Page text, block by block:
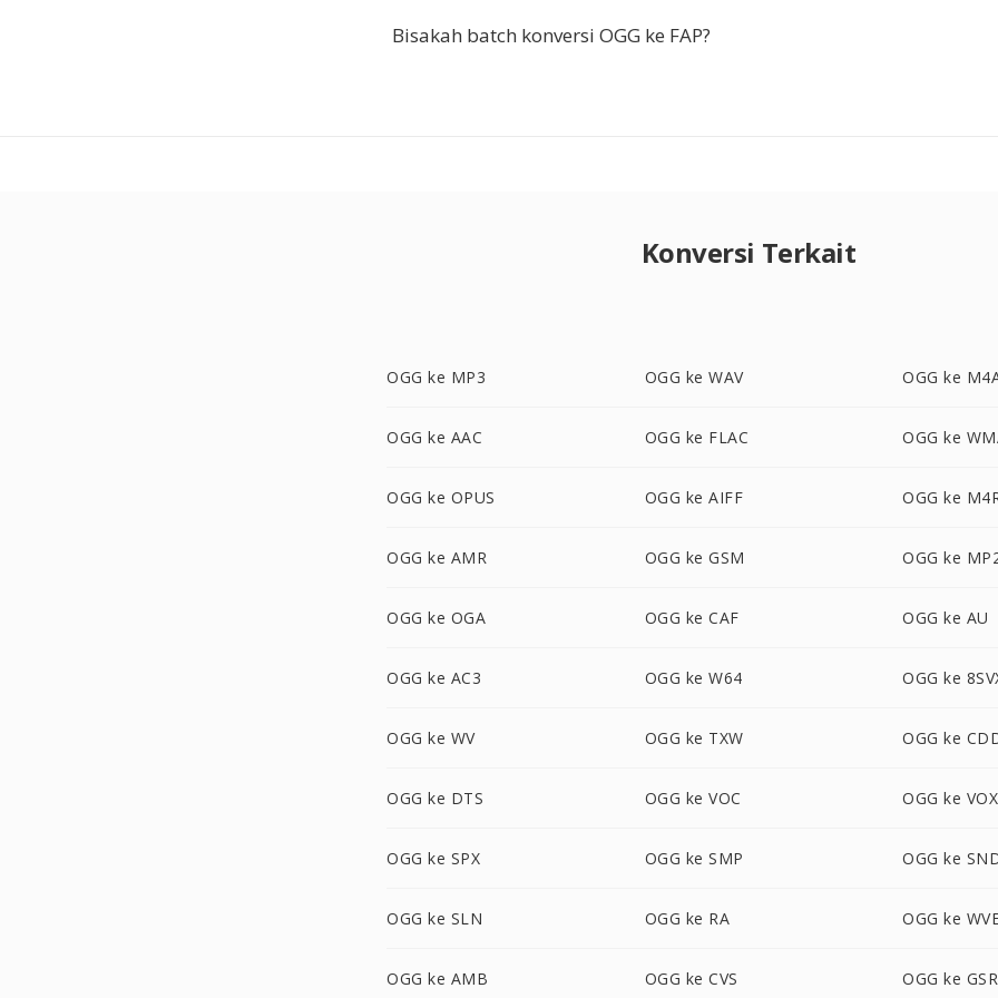
Bisakah batch konversi OGG ke FAP?
Konversi Terkait
OGG ke MP3 OGG ke WAV OGG ke
OGG ke AAC OGG ke FLAC OGG ke
OGG ke OPUS OGG ke AIFF OGG ke
OGG ke AMR OGG ke GSM OGG ke
OGG ke OGA OGG ke CAF OGG ke AU
OGG ke AC3 OGG ke W64 OGG ke
OGG ke WV OGG ke TXW OGG ke
OGG ke DTS OGG ke VOC OGG ke VOX
OGG ke SPX OGG ke SMP OGG ke
OGG ke SLN OGG ke RA OGG ke
OGG ke AMB OGG ke CVS OGG ke